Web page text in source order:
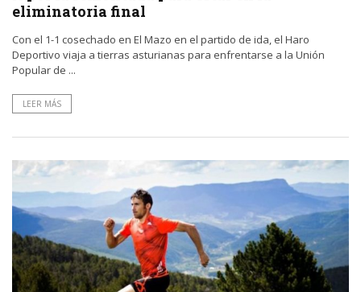
eliminatoria final
Con el 1-1 cosechado en El Mazo en el partido de ida, el Haro
Deportivo viaja a tierras asturianas para enfrentarse a la Unión
Popular de ...
LEER MÁS